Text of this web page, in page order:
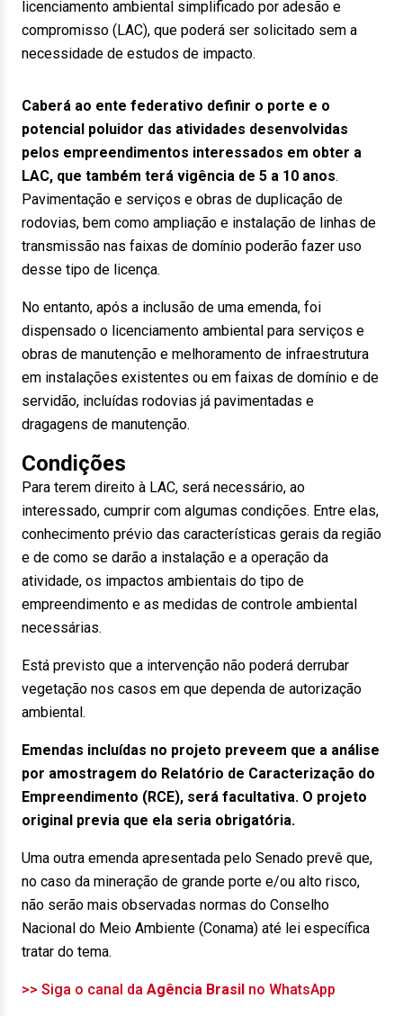
licenciamento ambiental simplificado por adesão e
compromisso (LAC), que poderá ser solicitado sem a
necessidade de estudos de impacto.
Caberá ao ente federativo definir o porte e o
potencial poluidor das atividades desenvolvidas
pelos empreendimentos interessados em obter a
LAC, que também terá vigência de 5 a 10 anos.
Pavimentação e serviços e obras de duplicação de
rodovias, bem como ampliação e instalação de linhas de
transmissão nas faixas de domínio poderão fazer uso
desse tipo de licença.
No entanto, após a inclusão de uma emenda, foi
dispensado o licenciamento ambiental para serviços e
obras de manutenção e melhoramento de infraestrutura
em instalações existentes ou em faixas de domínio e de
servidão, incluídas rodovias já pavimentadas e
dragagens de manutenção.
Condições
Para terem direito à LAC, será necessário, ao
interessado, cumprir com algumas condições. Entre elas,
conhecimento prévio das características gerais da região
e de como se darão a instalação e a operação da
atividade, os impactos ambientais do tipo de
empreendimento e as medidas de controle ambiental
necessárias.
Está previsto que a intervenção não poderá derrubar
vegetação nos casos em que dependa de autorização
ambiental.
Emendas incluídas no projeto preveem que a análise
por amostragem do Relatório de Caracterização do
Empreendimento (RCE), será facultativa. O projeto
original previa que ela seria obrigatória.
Uma outra emenda apresentada pelo Senado prevê que,
no caso da mineração de grande porte e/ou alto risco,
não serão mais observadas normas do Conselho
Nacional do Meio Ambiente (Conama) até lei específica
tratar do tema.
>> Siga o canal da Agência Brasil no WhatsApp